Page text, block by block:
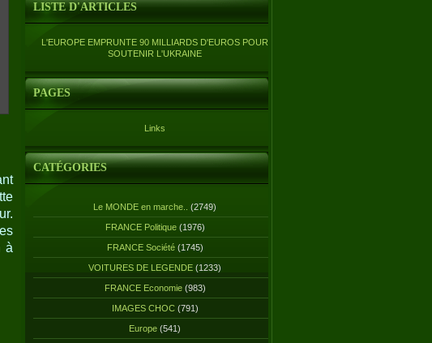
à
LISTE D'ARTICLES
L'EUROPE EMPRUNTE 90 MILLIARDS D'EUROS POUR
SOUTENIR L'UKRAINE
PAGES
Links
CATÉGORIES
Le MONDE en marche.. (2749)
FRANCE Politique(1976)
FRANCE Société(1745)
VOITURES DE LEGENDE (1233)
FRANCE Economie(983)
IMAGES CHOC(791)
Europe (541)